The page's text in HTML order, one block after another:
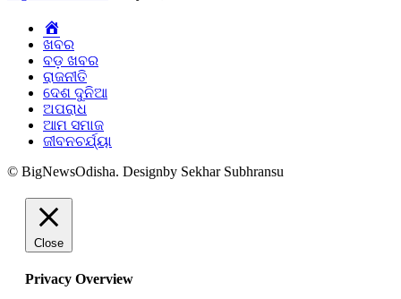
ଖବର
ବଡ଼ ଖବର
ରାଜନୀତି
ଦେଶ ଦୁନିଆ
ଅପରାଧ
ଆମ ସମାଜ
ଜୀବନଚର୍ଯ୍ୟା
© BigNewsOdisha. Designby Sekhar Subhransu
Close
Privacy Overview